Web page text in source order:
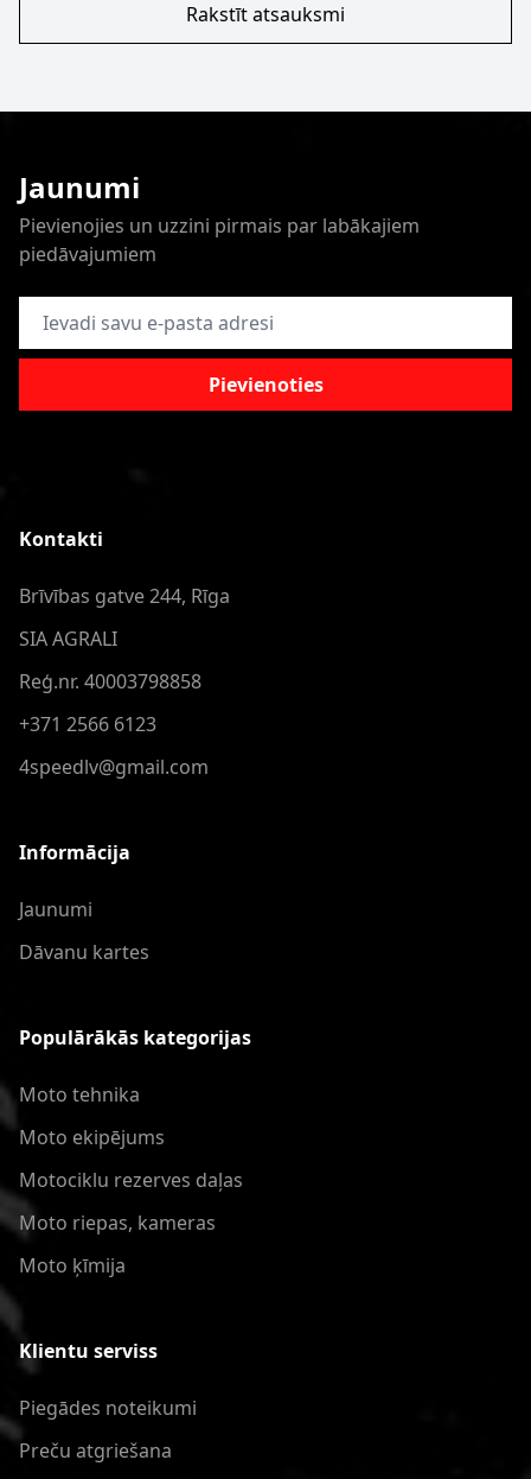
Rakstīt atsauksmi
Jaunumi
Pievienojies un uzzini pirmais par labākajiem
piedāvajumiem
E-pasta adrese
Pievienoties
Kontakti
Brīvības gatve 244, Rīga
SIA AGRALI
Reģ.nr. 40003798858
+371 2566 6123
4speedlv@gmail.com
Informācija
Jaunumi
Dāvanu kartes
Populārākās kategorijas
Moto tehnika
Moto ekipējums
Motociklu rezerves daļas
Moto riepas, kameras
Moto ķīmija
Klientu serviss
Piegādes noteikumi
Preču atgriešana